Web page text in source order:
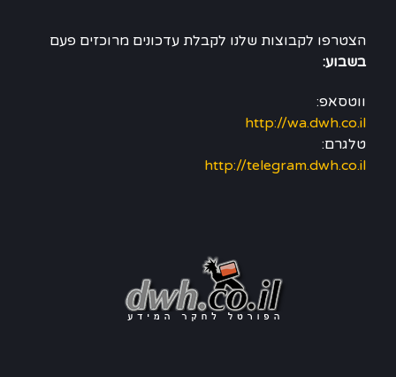
הצטרפו לקבוצות שלנו לקבלת עדכונים מרוכזים פעם
בשבוע:
ווטסאפ:
http://wa.dwh.co.il
טלגרם:
http://telegram.dwh.co.il